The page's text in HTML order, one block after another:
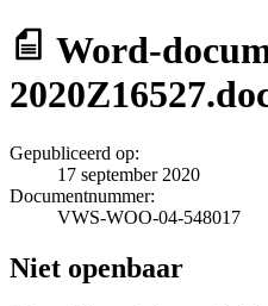
Word-
Gepubliceerd op:
17 september 2020
Documentnummer:
VWS-WOO-04-548017
Niet openbaar